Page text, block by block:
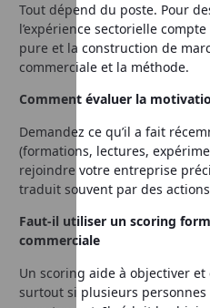
Tout dépend du poste. Pour
l’expérience sectorielle
pure et la construction de
commerciale et la méthode.
Comment évaluer la
Demandez ce qu’il a fait
(formations, lectures,
rejoindre votre entreprise
traduit souvent par des
Faut-il utiliser un scoring
commerciale
Un scoring aide à objectiver
surtout si plusieurs